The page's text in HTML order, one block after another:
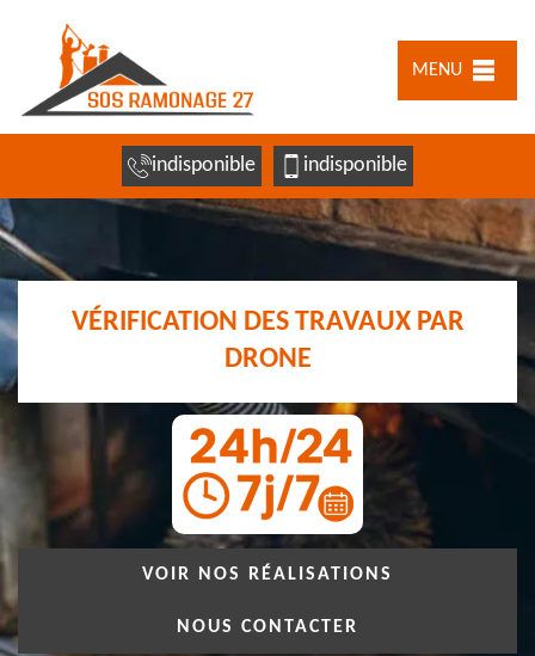
MENU
indisponible indisponible
VÉRIFICATION DES TRAVAUX PAR
DRONE
VOIR NOS RÉALISATIONS
NOUS CONTACTER